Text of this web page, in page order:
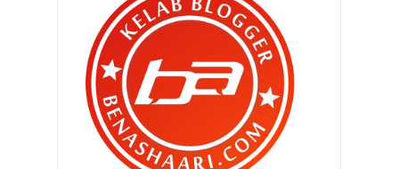
►Ogos 2012(210)
▼
Julai 2012
Terlepas saat terindah ? Rugi ..
Pasang MyDistress untuk
keselamatan kita ..
Patutlah si isteri serabai jer ..